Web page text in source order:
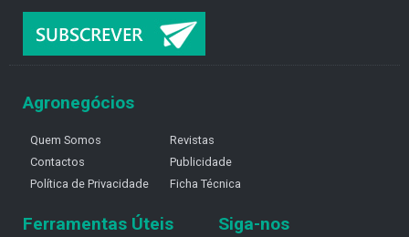
Agronegócios
Quem Somos
Contactos
Política de Privacidade
Revistas
Publicidade
Ficha Técnica
Ferramentas Úteis Siga-nos